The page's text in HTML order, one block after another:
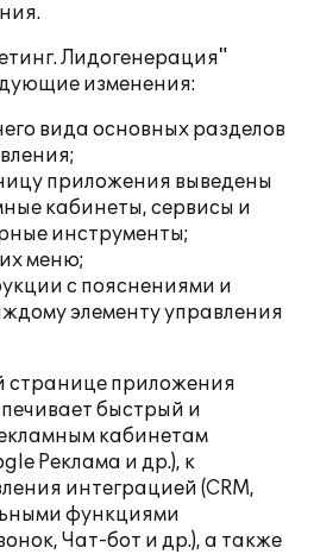
Лидогенерация"
изменения:
вида основных разделов
приложения выведены
кабинеты, сервисы и
инструменты;
меню;
с пояснениями и
элементу управления
странице приложения
быстрый и
кабинетам
Реклама и др.), к
интеграцией (CRM,
функциями
Чат-бот и др.), а также